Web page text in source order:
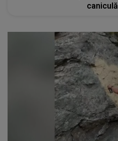
caniculă